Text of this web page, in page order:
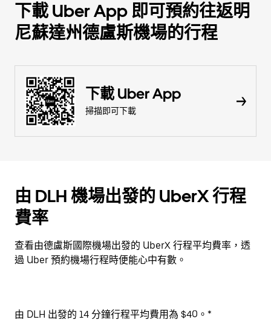
下載 Uber App 即可預約往返明
尼蘇達州德盧斯機場的行程
下載 Uber App
掃描即可下載
由 DLH 機場出發的 UberX 行程
費率
查看由德盧斯國際機場出發的 UberX 行程平均費率，透
過 Uber 預約機場行程時便能心中有數。
由 DLH 出發的 14 分鐘行程平均費用為 $40。*